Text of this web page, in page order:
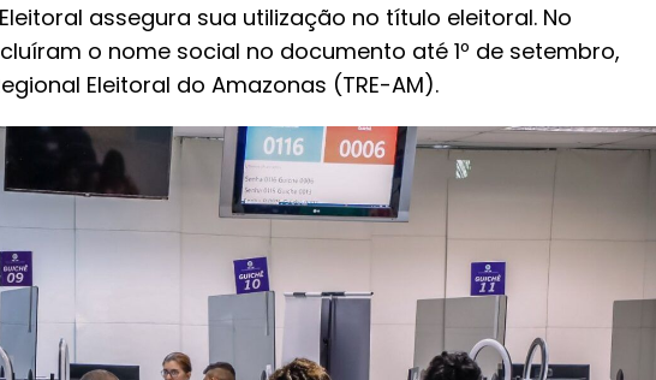
assegura sua utilização no título eleitoral. No
o nome social no documento até 1º de setembro,
Eleitoral do Amazonas (TRE-AM).